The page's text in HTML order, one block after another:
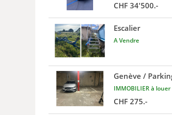
CHF 34'500.-
A Vendre
Escalier
IMMOBILIER à
CHF 275.-
Genève /